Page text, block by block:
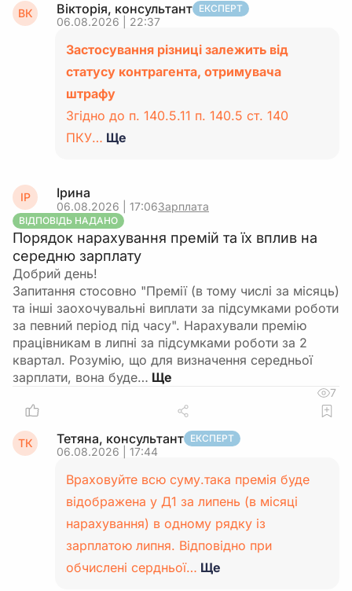
ВК Вікторія, консультант ЕКСПЕРТ
06.08.2026 | 22:37
Застосування різниці залежить від
статусу контрагента, отримувача
штрафу
Згідно до п. 140.5.11 п. 140.5 ст. 140
ПКУ… Ще
ІР Ірина
06.08.2026 | 17:06Зарплата
ВІДПОВІДЬ НАДАНО
Порядок нарахування премій та їх вплив на
середню зарплату
Добрий день!
Запитання стосовно "Премії (в тому числі за місяць)
та інші заохочувальні виплати за підсумками роботи
за певний період під часу". Нарахували премію
працівникам в липні за підсумками роботи за 2
квартал. Розумію, що для визначення середньої
зарплати, вона буде…
7
ТК Тетяна, консультант ЕКСПЕРТ
06.08.2026 | 17:44
Враховуйте всю суму.така премія буде
відображена у Д1 за липень (в місяці
нарахування) в одному рядку із
зарплатою липня. Відповідно при
обчислені сердньої… Ще